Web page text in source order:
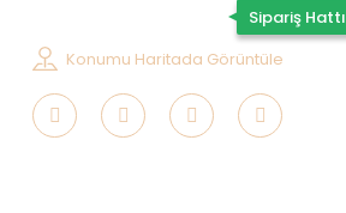
Sipariş Hattı
Konumu Haritada Görüntüle